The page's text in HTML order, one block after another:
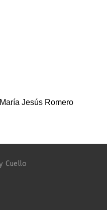
María Jesús Romero